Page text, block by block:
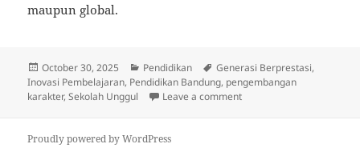
maupun global.
Posted
on
October 30, 2025 Categories
Pendidikan Tags
Generasi Berprestasi,
Inovasi Pembelajaran, Pendidikan Bandung, pengembangan
karakter,Sekolah Unggul Leave a commenton Pendidikan di
Proudly powered by WordPress